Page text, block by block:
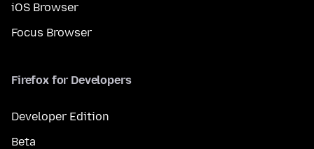
iOS Browser
Focus Browser
Firefox for Developers
Developer Edition
Beta